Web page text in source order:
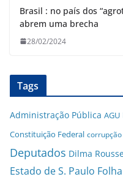
Brasil : no país dos
abrem uma brecha
28/02/2024
Tags
Administração Pública AGU
Constituição Federal corrupção
Deputados Dilma
Estado de S. Paulo